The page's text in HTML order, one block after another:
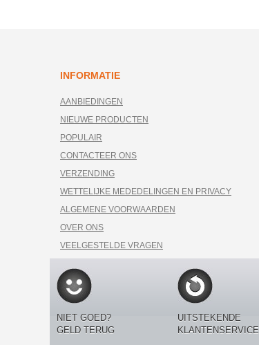
INFORMATIE
AANBIEDINGEN
NIEUWE PRODUCTEN
POPULAIR
CONTACTEER ONS
VERZENDING
WETTELIJKE MEDEDELINGEN EN PRIVACY
ALGEMENE VOORWAARDEN
OVER ONS
VEELGESTELDE VRAGEN
NIET GOED?
GELD TERUG
UITSTEKENDE
KLANTENSERVICE